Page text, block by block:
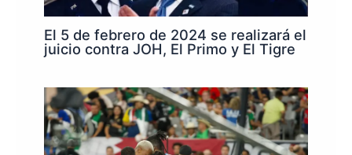
El 5 de febrero de 2024 se realizará el
juicio contra JOH, El Primo y El Tigre